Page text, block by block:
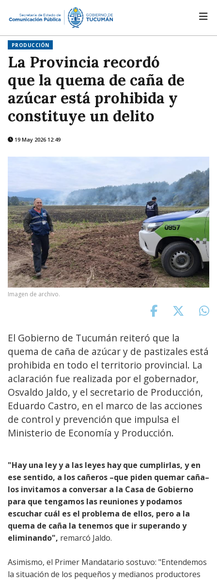
PRODUCCIÓN
La Provincia recordó
que la quema de caña de
azúcar está prohibida y
constituye un delito
19 May 2026 12:49
Imagen de archivo.
El Gobierno de Tucumán reiteró que la
quema de caña de azúcar y de pastizales está
prohibida en todo el territorio provincial. La
aclaración fue realizada por el gobernador,
Osvaldo Jaldo, y el secretario de Producción,
Eduardo Castro, en el marco de las acciones
de control y prevención que impulsa el
Ministerio de Economía y Producción.
"Hay una ley y a las leyes hay que cumplirlas, y en
ese sentido, a los cañeros –que piden quemar caña–
los invitamos a conversar a la Casa de Gobierno
para que tengamos las reuniones y podamos
escuchar cuál es el problema de ellos, pero a la
quema de caña la tenemos que ir superando y
eliminando", remarcó Jaldo.
Asimismo, el Primer Mandatario sostuvo: "Entendemos
la situación de los pequeños y medianos productores